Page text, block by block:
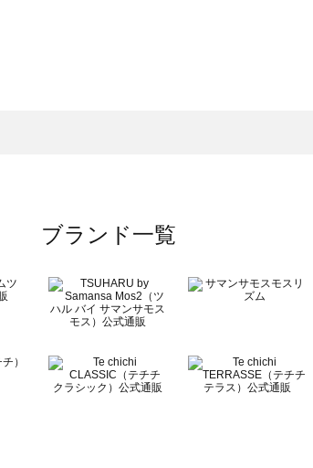
ブランド一覧